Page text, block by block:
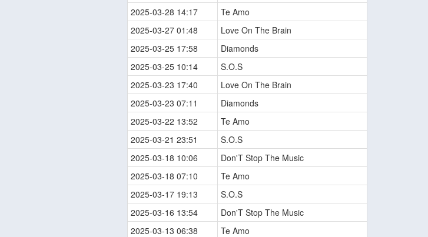
2025-03-28 14:17
Te Amo
2025-03-27 01:48
Love On The Brain
2025-03-25 17:58
Diamonds
2025-03-25 10:14
S.O.S
2025-03-23 17:40
Love On The Brain
2025-03-23 07:11
Diamonds
2025-03-22 13:52
Te Amo
2025-03-21 23:51
S.O.S
2025-03-18 10:06
Don'T Stop The Music
2025-03-18 07:10
Te Amo
2025-03-17 19:13
S.O.S
2025-03-16 13:54
Don'T Stop The Music
2025-03-13 06:38
Te Amo